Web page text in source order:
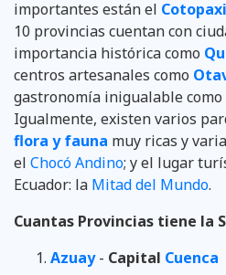
importantes están el Cotopaxi
10 provincias cuentan con
importancia histórica como
centros artesanales como
gastronomía inigualable como
Igualmente, existen varios
flora y fauna muy ricas y
el Chocó Andino; y el lugar
Ecuador: la Mitad del Mundo.
Cuantas Provincias tiene la
Azuay- Capital Cuenca